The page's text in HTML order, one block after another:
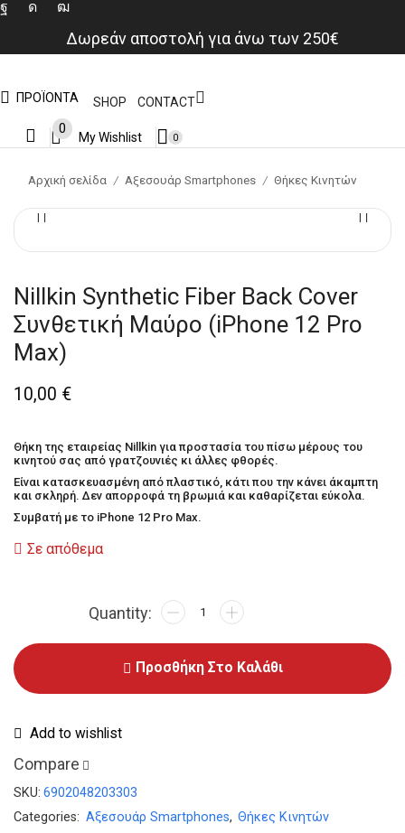
Δωρεάν αποστολή για άνω των 250€
ΠΡΟΪΟΝΤΑ SHOP CONTACT
0
My Wishlist 0
Αρχική σελίδα / Αξεσουάρ Smartphones / Θήκες Κινητών
Nillkin Synthetic Fiber Back Cover
Συνθετική Μαύρο (iPhone 12 Pro
Max)
10,00 €
Θήκη της εταιρείας Nillkin για προστασία του πίσω μέρους του
κινητού σας από γρατζουνιές κι άλλες φθορές.
Είναι κατασκευασμένη από πλαστικό, κάτι που την κάνει άκαμπτη
και σκληρή. Δεν απορροφά τη βρωμιά και καθαρίζεται εύκολα.
Συμβατή με το iPhone 12 Pro Max.
Σε απόθεμα
Προσθήκη Στο Καλάθι
Add to wishlist
Compare
SKU: 6902048203303
Categories: Αξεσουάρ Smartphones, Θήκες Κινητών